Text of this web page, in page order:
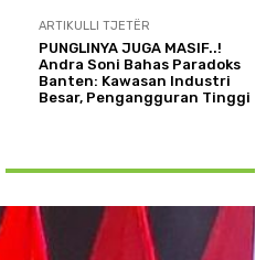
ARTIKULLI TJETËR
PUNGLINYA JUGA MASIF..!
Andra Soni Bahas Paradoks
Banten: Kawasan Industri
Besar, Pengangguran Tinggi